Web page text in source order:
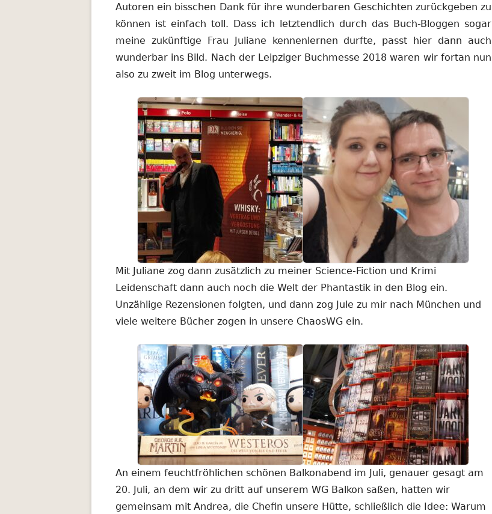
Autoren ein bisschen Dank für ihre wunderbaren Geschichten zurückgeben zu
können ist einfach toll. Dass ich letztendlich durch das Buch-Bloggen sogar
meine zukünftige Frau Juliane kennenlernen durfte, passt hier dann auch
wunderbar ins Bild. Nach der Leipziger Buchmesse 2018 waren wir fortan nun
also zu zweit im Blog unterwegs.
Mit Juliane zog dann zusätzlich zu meiner Science-Fiction und Krimi
Leidenschaft dann auch noch die Welt der Phantastik in den Blog ein.
Unzählige Rezensionen folgten, und dann zog Jule zu mir nach München und
viele weitere Bücher zogen in unsere ChaosWG ein.
An einem feuchtfröhlichen schönen Balkonabend im Juli, genauer gesagt am
20. Juli, an dem wir zu dritt auf unserem WG Balkon saßen, hatten wir
gemeinsam mit Andrea, die Chefin unsere Hütte, schließlich die Idee: Warum